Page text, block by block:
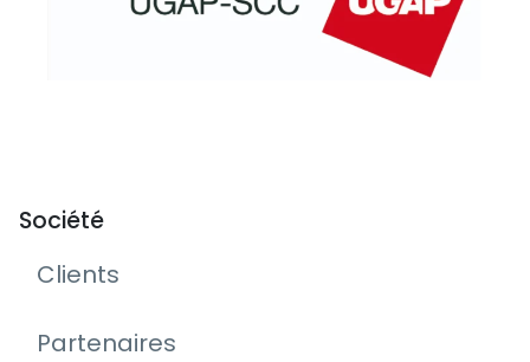
Société
Clients
Partenaires